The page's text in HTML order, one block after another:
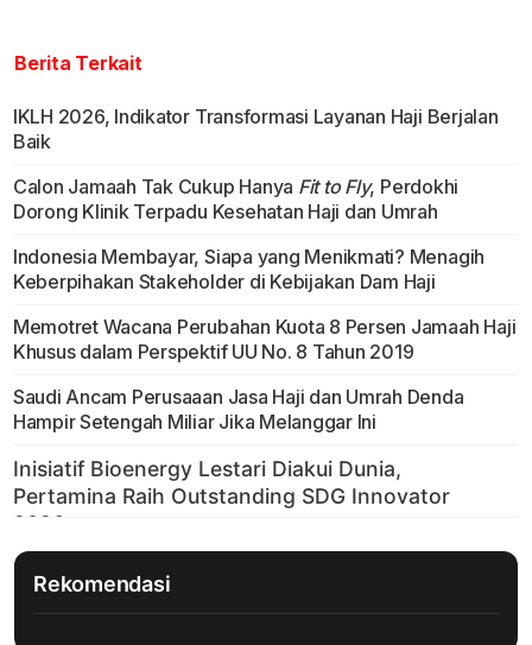
Berita Terkait
IKLH 2026, Indikator Transformasi Layanan Haji Berjalan
Baik
Calon Jamaah Tak Cukup Hanya Fit to Fly, Perdokhi
Dorong Klinik Terpadu Kesehatan Haji dan Umrah
Indonesia Membayar, Siapa yang Menikmati? Menagih
Keberpihakan Stakeholder di Kebijakan Dam Haji
Memotret Wacana Perubahan Kuota 8 Persen Jamaah Haji
Khusus dalam Perspektif UU No. 8 Tahun 2019
Saudi Ancam Perusaaan Jasa Haji dan Umrah Denda
Hampir Setengah Miliar Jika Melanggar Ini
Rekomendasi